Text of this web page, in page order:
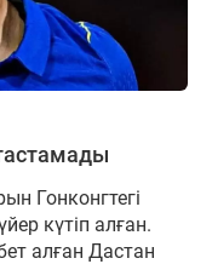
Гонконгтегі
күтіп алған.
алған Дастан